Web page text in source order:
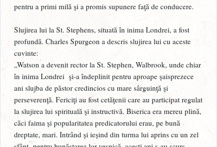
pentru a primi milă şi a promis supunere faţă de conducere.
Slujirea lui la St. Stephens, situată în inima Londrei, a fost
profundă. Charles Spurgeon a descris slujirea lui cu aceste
cuvinte:
„Watson a devenit rector la St. Stephen, Walbrook, unde chiar
în inima Londrei şi-a îndeplinit pentru aproape şaisprezece
ani slujba de păstor credincios cu mare sârguinţă şi
perseverenţă. Fericiţi au fost cetăţenii care au participat regulat
la slujirea lui spirituală şi instructivă. Biserica era mereu plină,
căci faima şi popularitatea predicatorului erau, pe bună
dreptate, mari. Intrând şi ieşind din turma lui aprins cu un zel